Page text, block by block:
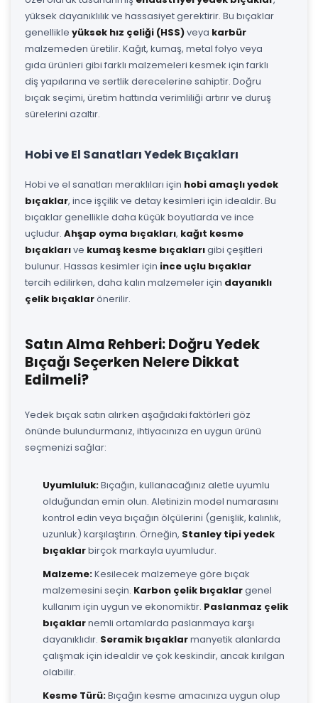
yüksek dayanıklılık ve hassasiyet gerektirir. Bu bıçaklar
genellikle yüksek hız çeliği (HSS)veya karbür
malzemeden üretilir. Kağıt, kumaş, metal folyo veya
gıda ürünleri gibi farklı malzemeleri kesmek için farklı
diş yapılarına ve sertlik derecelerine sahiptir. Doğru
bıçak seçimi, üretim hattında verimliliği artırır ve duruş
sürelerini azaltır.
Hobi ve El Sanatları Yedek Bıçakları
Hobi ve el sanatları meraklıları için hobi amaçlı yedek
bıçaklar, ince işçilik ve detay kesimleri için idealdir. Bu
bıçaklar genellikle daha küçük boyutlarda ve ince
uçludur. Ahşap oyma bıçakları, kağıt kesme
bıçaklarıve kumaş kesme bıçaklarıgibi çeşitleri
bulunur. Hassas kesimler için ince uçlu bıçaklar
tercih edilirken, daha kalın malzemeler için dayanıklı
çelik bıçaklarönerilir.
Satın Alma Rehberi: Doğru Yedek
Bıçağı Seçerken Nelere Dikkat
Edilmeli?
Yedek bıçak satın alırken aşağıdaki faktörleri göz
önünde bulundurmanız, ihtiyacınıza en uygun ürünü
seçmenizi sağlar:
Uyumluluk:Bıçağın, kullanacağınız aletle uyumlu
olduğundan emin olun. Aletinizin model numarasını
kontrol edin veya bıçağın ölçülerini (genişlik, kalınlık,
uzunluk) karşılaştırın. Örneğin, Stanley tipi yedek
bıçaklarbirçok markayla uyumludur.
Malzeme:Kesilecek malzemeye göre bıçak
malzemesini seçin. Karbon çelik bıçaklargenel
kullanım için uygun ve ekonomiktir. Paslanmaz çelik
bıçaklarnemli ortamlarda paslanmaya karşı
dayanıklıdır. Seramik bıçaklarmanyetik alanlarda
çalışmak için idealdir ve çok keskindir, ancak kırılgan
olabilir.
Kesme Türü:Bıçağın kesme amacınıza uygun olup